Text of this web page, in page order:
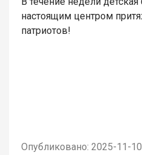
настоящим центром
патриотов!
Опубликовано: 2025-11-10